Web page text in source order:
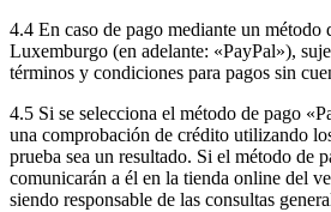
4.4 En caso de pago mediante un
Luxemburgo (en adelante: «PayPal»),
términos y condiciones para pagos sin
4.5 Si se selecciona el método de pago
una comprobación de crédito utilizando
prueba sea un resultado. Si el método de
comunicarán a él en la tienda online del
siendo responsable de las consultas